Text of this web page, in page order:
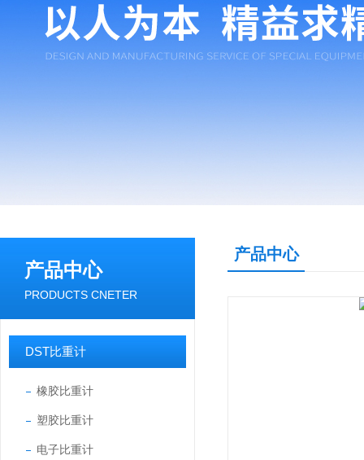
产品中心
PRODUCTS CNETER
DST比重计
橡胶比重计
塑胶比重计
电子比重计
产品中心